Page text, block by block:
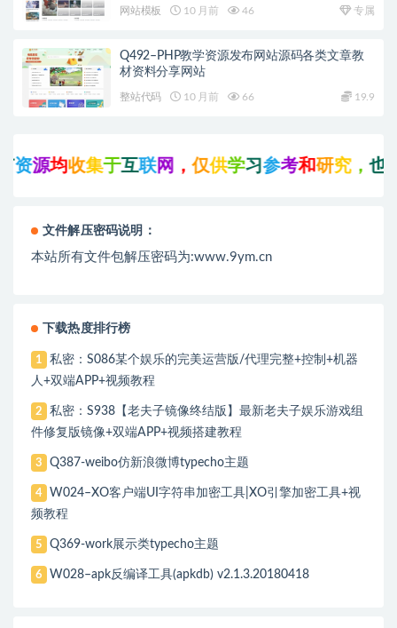
网站模板 10 月前 46 专属
Q492–PHP教学资源发布网站源码各类文章教
材资料分享网站
整站代码 10 月前 66 19.9
源均收集于互联 网， 仅 供学习参考和研究，也 可
文件解压密码说明：
本站所有文件包解压密码为:www.9ym.cn
下载热度排行榜
1
私密：S086某个娱乐的完美运营版/代理完整+控制+机器
人+双端APP+视频教程
2
私密：S938【老夫子镜像终结版】最新老夫子娱乐游戏组
件修复版镜像+双端APP+视频搭建教程
3 Q387-weibo仿新浪微博typecho主题
4
W024–XO客户端UI字符串加密工具|XO引擎加密工具+视
频教程
5 Q369-work展示类typecho主题
6 W028–apk反编译工具(apkdb) v2.1.3.20180418